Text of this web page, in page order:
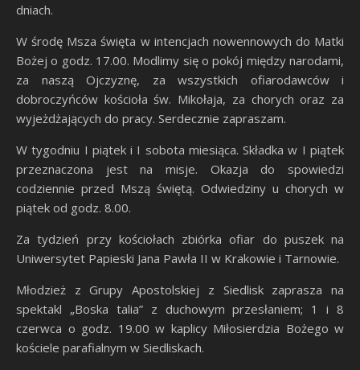
dniach.
W środę Msza święta w intencjach nowennowych do Matki
Bożej o godz. 17.00. Modlimy się o pokój między narodami,
za naszą Ojczyznę, za wszystkich ofiarodawców i
dobroczyńców kościoła św. Mikołaja, za chorych oraz za
wyjeżdżających do pracy. Serdecznie zapraszam.
W tygodniu I piątek i I sobota miesiąca. Składka w I piątek
przeznaczona jest na misje. Okazja do spowiedzi
codziennie przed Mszą świętą. Odwiedziny u chorych w
piątek od godz. 8.00.
Za tydzień przy kościołach zbiórka ofiar do puszek na
Uniwersytet Papieski Jana Pawła II w Krakowie i Tarnowie.
Młodzież z Grupy Apostolskiej z Siedlisk zaprasza na
spektakl „Boska talia” z duchowym przesłaniem; 1 i 8
czerwca o godz. 19.00 w kaplicy Miłosierdzia Bożego w
kościele parafialnym w Siedliskach.